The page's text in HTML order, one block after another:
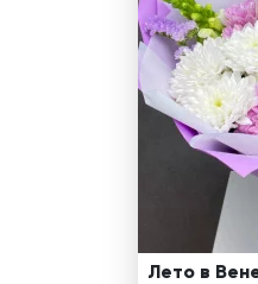
Лето в